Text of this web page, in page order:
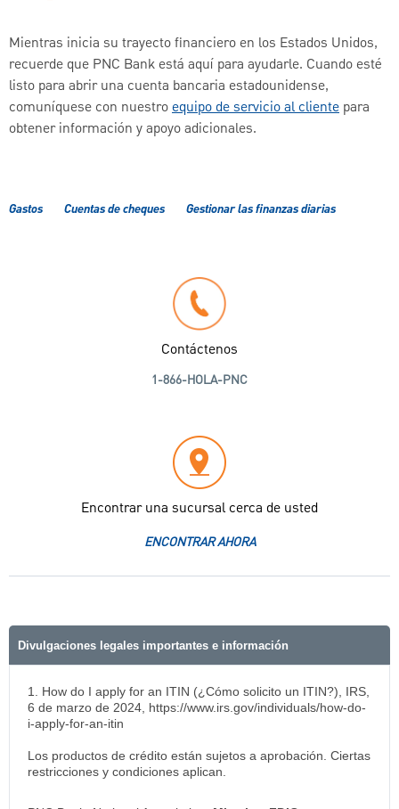
Mientras inicia su trayecto financiero en los Estados Unidos,
recuerde que PNC Bank está aquí para ayudarle. Cuando esté
listo para abrir una cuenta bancaria estadounidense,
comuníquese con nuestroequipo de servicio al cliente para
obtener información y apoyo adicionales.
Gastos Cuentas de cheques Gestionar las finanzas diarias
Contáctenos
1-866-HOLA-PNC
Encontrar una sucursal cerca de usted
ENCONTRAR AHORA
Divulgaciones legales importantes e información
1. How do I apply for an ITIN (¿Cómo solicito un ITIN?), IRS,
6 de marzo de 2024, https://www.irs.gov/individuals/how-do-
i-apply-for-an-itin
Los productos de crédito están sujetos a aprobación. Ciertas
restricciones y condiciones aplican.